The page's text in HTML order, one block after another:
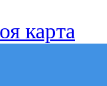
карта